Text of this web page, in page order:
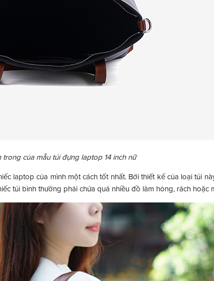
trong của mẫu túi đựng laptop 14 inch nữ
laptop của mình một cách tốt nhất. Bởi thiết kế của loại túi
túi bình thường phải chứa quá nhiều đồ làm hỏng, rách hoặc